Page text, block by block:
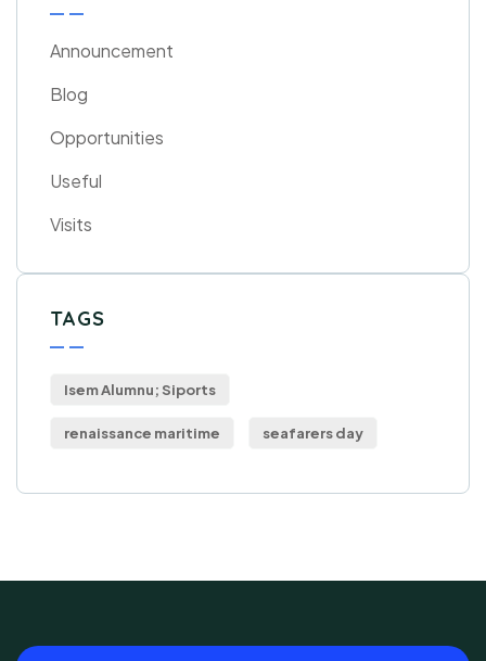
Announcement
Blog
Opportunities
Useful
Visits
TAGS
Isem Alumnu; Siports
renaissance maritime seafarers day